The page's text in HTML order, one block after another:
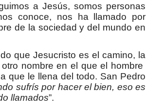
a Jesús, somos personas
conoce, nos ha llamado por
de la sociedad y del mundo en
que Jesucristo es el camino, la
nombre en el que el hombre
que le llena del todo. San Pedro
sufrís por hacer el bien, eso es
llamados”.